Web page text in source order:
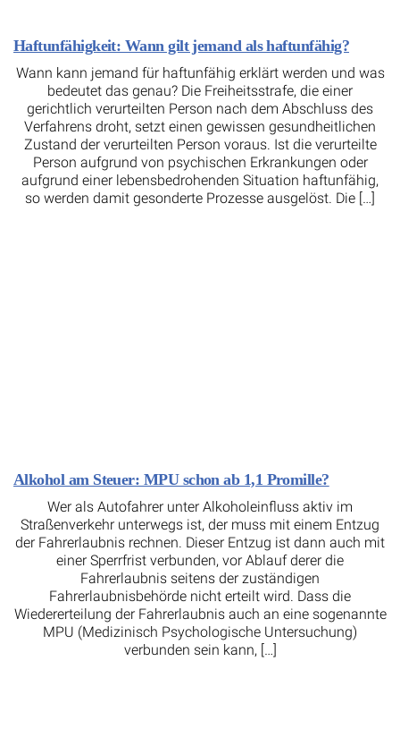
Haftunfähigkeit: Wann gilt jemand als haftunfähig?
Wann kann jemand für haftunfähig erklärt werden und was
bedeutet das genau? Die Freiheitsstrafe, die einer
gerichtlich verurteilten Person nach dem Abschluss des
Verfahrens droht, setzt einen gewissen gesundheitlichen
Zustand der verurteilten Person voraus. Ist die verurteilte
Person aufgrund von psychischen Erkrankungen oder
aufgrund einer lebensbedrohenden Situation haftunfähig,
so werden damit gesonderte Prozesse ausgelöst. Die […]
Alkohol am Steuer: MPU schon ab 1,1 Promille?
Wer als Autofahrer unter Alkoholeinfluss aktiv im
Straßenverkehr unterwegs ist, der muss mit einem Entzug
der Fahrerlaubnis rechnen. Dieser Entzug ist dann auch mit
einer Sperrfrist verbunden, vor Ablauf derer die
Fahrerlaubnis seitens der zuständigen
Fahrerlaubnisbehörde nicht erteilt wird. Dass die
Wiedererteilung der Fahrerlaubnis auch an eine sogenannte
MPU (Medizinisch Psychologische Untersuchung)
verbunden sein kann, […]